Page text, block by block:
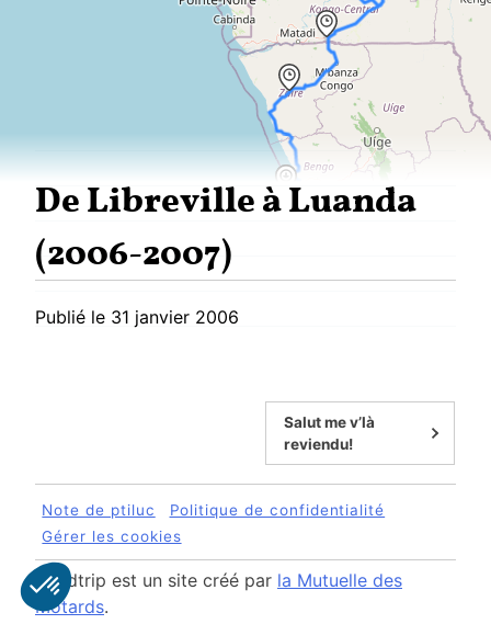
De Libreville à Luanda
(2006-2007)
Publié le 31 janvier 2006
Salut me v’là
reviendu!
Note de ptiluc
Politique de confidentialité
Gérer les cookies
Roadtrip est un site créé par la Mutuelle des
Motards.